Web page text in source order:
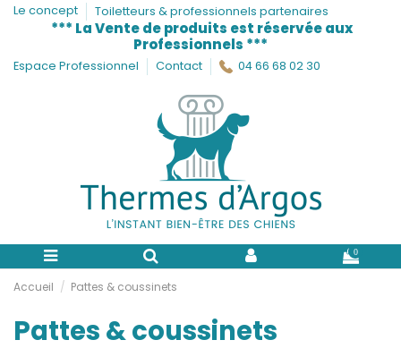
Le concept Toiletteurs & professionnels partenaires
*** La Vente de produits est réservée aux
Professionnels ***
Espace Professionnel Contact 04 66 68 02 30
0
Accueil Pattes & coussinets
Pattes & coussinets